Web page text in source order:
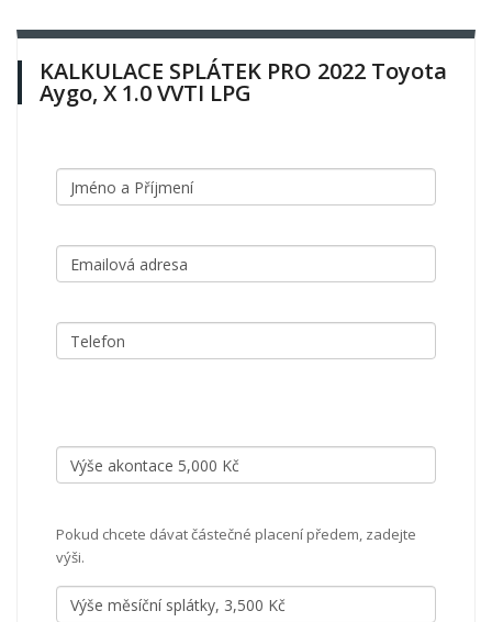
KALKULACE SPLÁTEK PRO 2022 Toyota
Aygo, X 1.0 VVTI LPG
Pokud chcete dávat částečné placení předem, zadejte
výši.